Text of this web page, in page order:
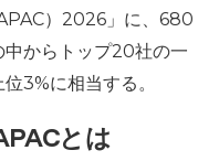
）2026」に、680
からトップ20社の一
3%に相当する。
とは